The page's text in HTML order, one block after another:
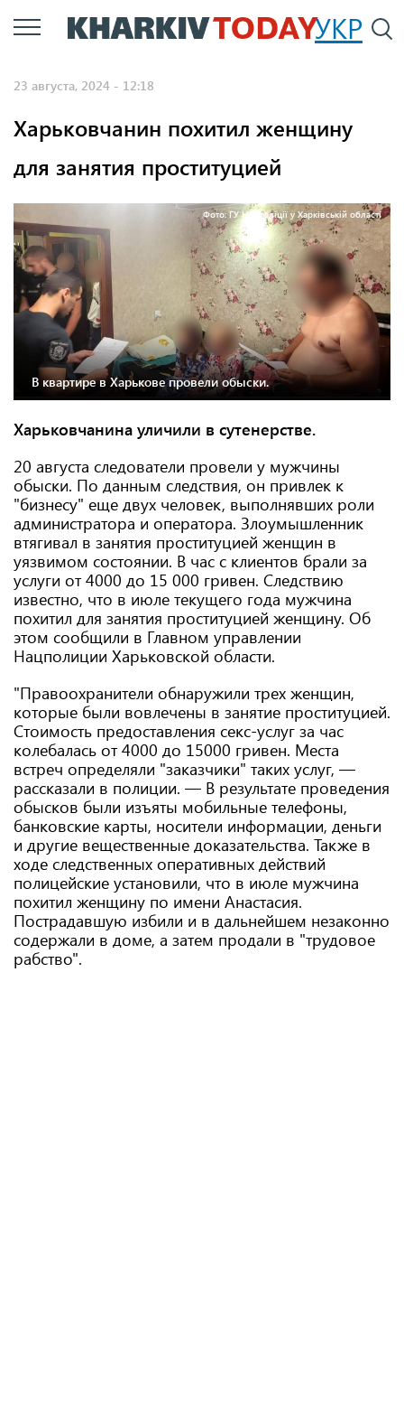
Перейти
к
УКР
23 августа, 2024 - 12:18
Харьковчанин похитил женщину
для занятия проституцией
Фото: ГУ Нацполіції у Харківській області
В квартире в Харькове провели обыски.
Харьковчанина уличили в сутенерстве.
20 августа следователи провели у мужчины
обыски. По данным следствия, он привлек к
"бизнесу" еще двух человек, выполнявших роли
администратора и оператора. Злоумышленник
втягивал в занятия проституцией женщин в
уязвимом состоянии. В час с клиентов брали за
услуги от 4000 до 15 000 гривен. Следствию
известно, что в июле текущего года мужчина
похитил для занятия проституцией женщину. Об
этом сообщили в Главном управлении
Нацполиции Харьковской области.
"Правоохранители обнаружили трех женщин,
которые были вовлечены в занятие проституцией.
Стоимость предоставления секс-услуг за час
колебалась от 4000 до 15000 гривен. Места
встреч определяли "заказчики" таких услуг, —
рассказали в полиции. — В результате проведения
обысков были изъяты мобильные телефоны,
банковские карты, носители информации, деньги
и другие вещественные доказательства. Также в
ходе следственных оперативных действий
полицейские установили, что в июле мужчина
похитил женщину по имени Анастасия.
Пострадавшую избили и в дальнейшем незаконно
содержали в доме, а затем продали в "трудовое
рабство".